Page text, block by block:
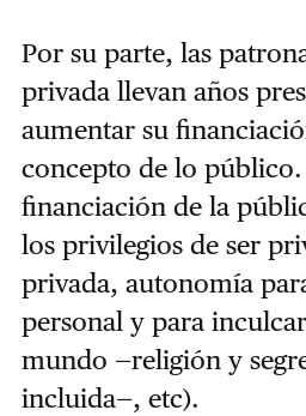
Por su parte, las
privada llevan años
aumentar su
concepto de lo
financiación de la
los privilegios de ser
privada, autonomía
personal y para
mundo —religión y
incluida—, etc).